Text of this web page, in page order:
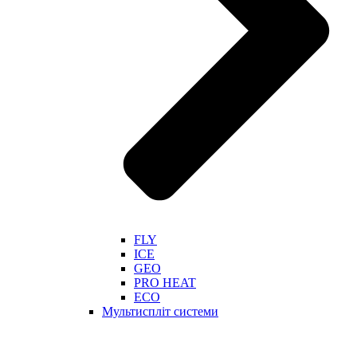
FLY
ICE
GEO
PRO HEAT
ECO
Мультиспліт системи